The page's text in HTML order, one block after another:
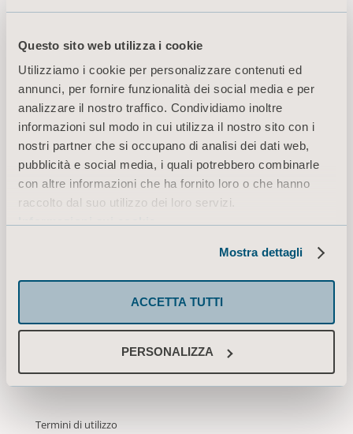
Questo sito web utilizza i cookie
Utilizziamo i cookie per personalizzare contenuti ed
annunci, per fornire funzionalità dei social media e per
analizzare il nostro traffico. Condividiamo inoltre
informazioni sul modo in cui utilizza il nostro sito con i
nostri partner che si occupano di analisi dei dati web,
pubblicità e social media, i quali potrebbero combinarle
con altre informazioni che ha fornito loro o che hanno
raccolto dal suo utilizzo dei loro servizi.
Mostra dettagli
ACCETTA TUTTI
PERSONALIZZA
Organizzazione/Istituto *
Cliccando sul pulsante "Invia", si
crea un account MyArjo e si
accettano leCondizioni d'usoe
l'Informativa sulla privacy di Arjo.
Accetto di ricevere regolarmente
informazioni da Arjo via e-mail.
INVIA
Termini di utilizzo